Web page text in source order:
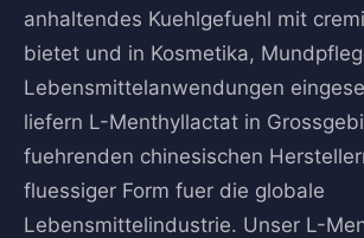
anhaltendes Kuehlgefuehl mit
bietet und in Kosmetika,
Lebensmittelanwendungen
liefern L-Menthyllactat in
fuehrenden chinesischen
fluessiger Form fuer die globale
Lebensmittelindustrie. Unser L-